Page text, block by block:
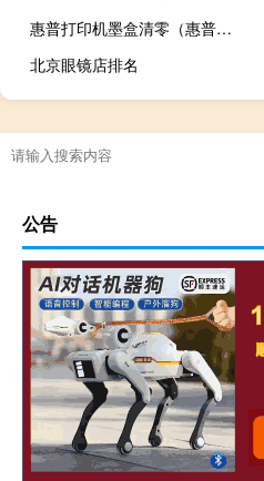
惠普打印机墨盒清零（惠普打印机墨盒清零）
北京眼镜店排名
公告